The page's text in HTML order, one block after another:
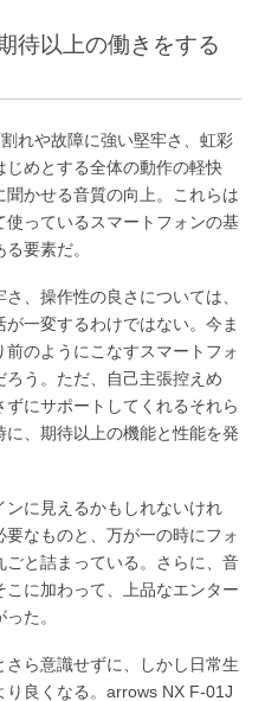
待以上の働きをする
れや故障に強い堅牢さ、虹彩
めとする全体の動作の軽快
かせる音質の向上。これらは
っているスマートフォンの基
要素だ。
、操作性の良さについては、
一変するわけではない。今ま
のようにこなすスマートフォ
う。ただ、自己主張控えめ
にサポートしてくれるそれら
、期待以上の機能と性能を発
に見えるかもしれないけれ
なものと、万が一の時にフォ
と詰まっている。さらに、音
に加わって、上品なエンター
た。
ら意識せずに、しかし日常生
良くなる。arrows NX F-01J